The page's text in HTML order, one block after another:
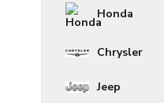
Honda
Chrysler
Jeep